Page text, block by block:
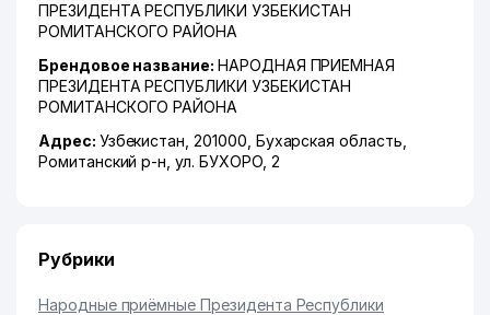
ПРЕЗИДЕНТА РЕСПУБЛИКИ УЗБЕКИСТАН
РОМИТАНСКОГО РАЙОНА
Брендовое название: НАРОДНАЯ ПРИЕМНАЯ
ПРЕЗИДЕНТА РЕСПУБЛИКИ УЗБЕКИСТАН
РОМИТАНСКОГО РАЙОНА
Адрес: Узбекистан, 201000, Бухарская область
Ромитанский р-н ,ул. БУХОРО, 2
Рубрики
Народные приёмные Президента Республики